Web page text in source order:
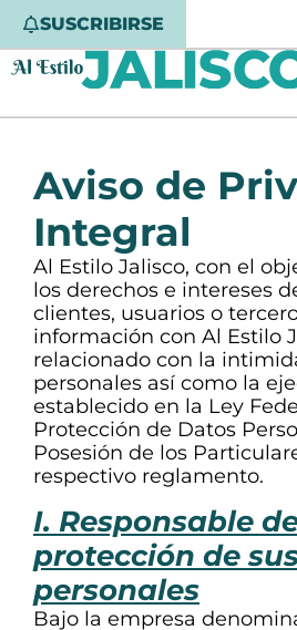
contenido
SUSCRIBIRSE
Aviso de
Integral
Al Estilo Jalisco, con el
los derechos e intereses
clientes, usuarios o
información con Al Estilo
relacionado con la
personales así como la
establecido en la Ley
Protección de Datos
Posesión de los
respectivo reglamento.
I. Responsable
protección de
personales
Bajo la empresa